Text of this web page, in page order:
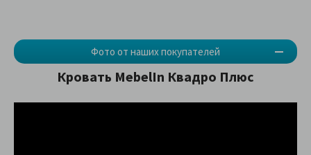
Фото от наших покупателей
Кровать MebelIn Квадро Плюс